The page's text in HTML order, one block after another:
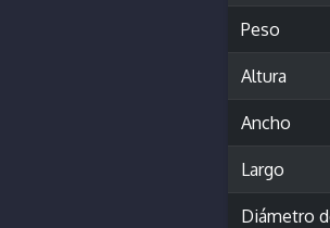
Peso
Altura
Ancho
Largo
Diámetro